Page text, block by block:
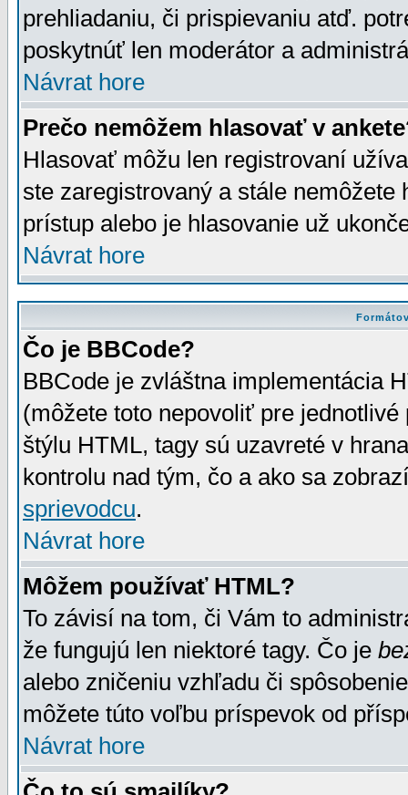
prehliadaniu, či prispievaniu atď.
poskytnúť len moderátor a
Návrat hore
Prečo nemôžem hlasovať v
Hlasovať môžu len registrovaní
ste zaregistrovaný a stále
prístup alebo je hlasovanie už
Návrat hore
Čo je BBCode?
BBCode je zvláštna implementácia
(môžete toto nepovoliť pre
štýlu HTML, tagy sú uzavreté v
kontrolu nad tým, čo a ako sa
sprievodcu.
Návrat hore
Môžem používať HTML?
To závisí na tom, či Vám to
že fungujú len niektoré tagy. Čo je
alebo zničeniu vzhľadu či
môžete túto voľbu príspevok od
Návrat hore